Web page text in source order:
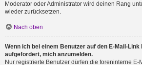
Moderator oder Administrator wird deinen Rang
wieder zurücksetzen.
Nach oben
Wenn ich bei einem Benutzer auf den E-Mail-
aufgefordert, mich anzumelden.
Nur registrierte Benutzer dürfen die foreninterne E-